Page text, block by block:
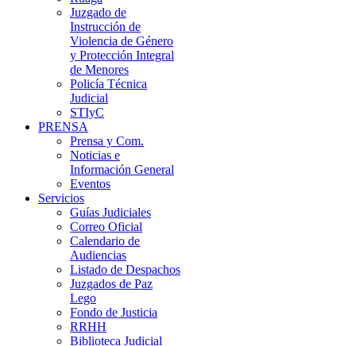
Juzgado de
Instrucción de
Violencia de Género
y Protección Integral
de Menores
Policía Técnica
Judicial
STIyC
PRENSA
Prensa y Com.
Noticias e
Información General
Eventos
Servicios
Guías Judiciales
Correo Oficial
Calendario de
Audiencias
Listado de Despachos
Juzgados de Paz
Lego
Fondo de Justicia
RRHH
Biblioteca Judicial